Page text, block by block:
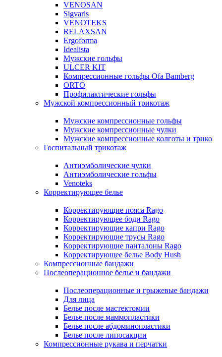
VENOSAN
Sigvaris
VENOTEKS
RELAXSAN
Ergoforma
Idealista
Мужские гольфы
ULCER KIT
Компрессионные гольфы Ofa Bamberg
ORTO
Профилактические гольфы
Мужской компрессионный трикотаж
Мужские компрессионные гольфы
Мужские компрессионные чулки
Мужские компрессионные колготы и трико
Госпитальный трикотаж
Антиэмболические чулки
Антиэмболические гольфы
Venoteks
Корректирующее белье
Корректирующие пояса Rago
Корректирующее боди Rago
Корректирующие капри Rago
Корректирующие трусы Rago
Корректирующие панталоны Rago
Корректирующее белье Body Hush
Компрессионные бандажи
Послеоперационное белье и бандажи
Послеоперационные и грыжевые бандажи
Для лица
Белье после мастектомии
Белье после маммопластики
Белье после абдоминопластики
Белье после липосакции
Компрессионные рукава и перчатки